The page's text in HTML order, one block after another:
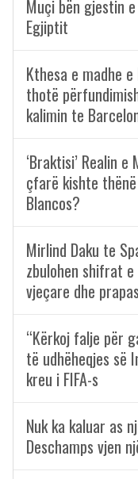
Muçi bën gjestin
Egjiptit
Kthesa e madhe
thotë
kalimin te
‘Braktisi’ Realin
çfarë kishte
Blancos?
Mirlind Daku te
zbulohen shifrat
vjeçare dhe
“Kërkoj falje për
të udhëheqjes së
kreu i FIFA-s
Nuk ka kaluar as
Deschamps vjen